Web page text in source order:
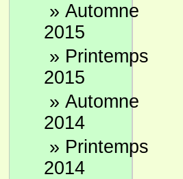
» Automne
2015
» Printemps
2015
» Automne
2014
» Printemps
2014